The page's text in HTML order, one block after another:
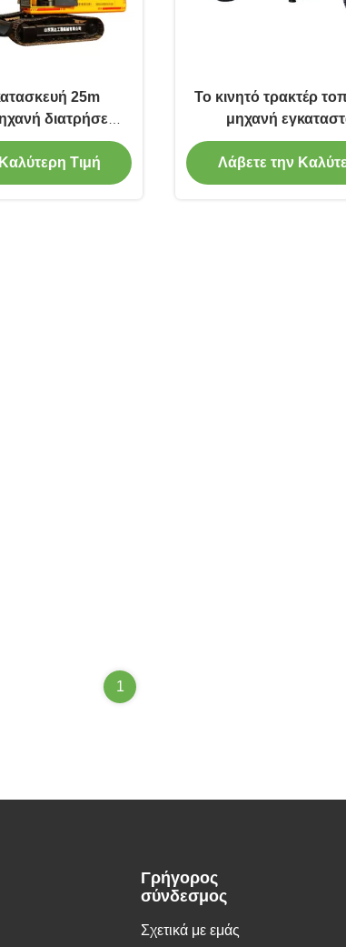
25m
διατρήσεων
Τιμή
Το κινητό τρακτέρ
μηχανή
γεώτρησης
γεωτρήσεων
Λάβετε την
1
Γρήγορος
σύνδεσμος
Σχετικά με εμάς